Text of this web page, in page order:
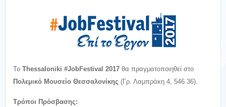
Το Thessaloniki #JobFestival 2017 θα πραγματοποιηθεί στο
Πολεμικό Μουσείο Θεσσαλονίκης (Γρ. Λαμπράκη 4, 546 36).
Τρόποι Πρόσβασης: